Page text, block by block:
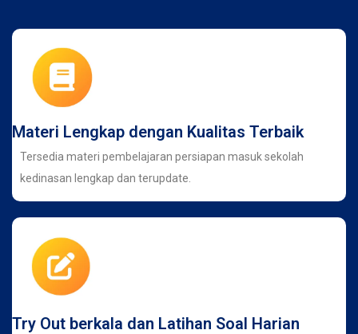
Materi Lengkap dengan Kualitas Terbaik
Tersedia materi pembelajaran persiapan masuk sekolah
kedinasan lengkap dan terupdate.
Try Out berkala dan Latihan Soal Harian